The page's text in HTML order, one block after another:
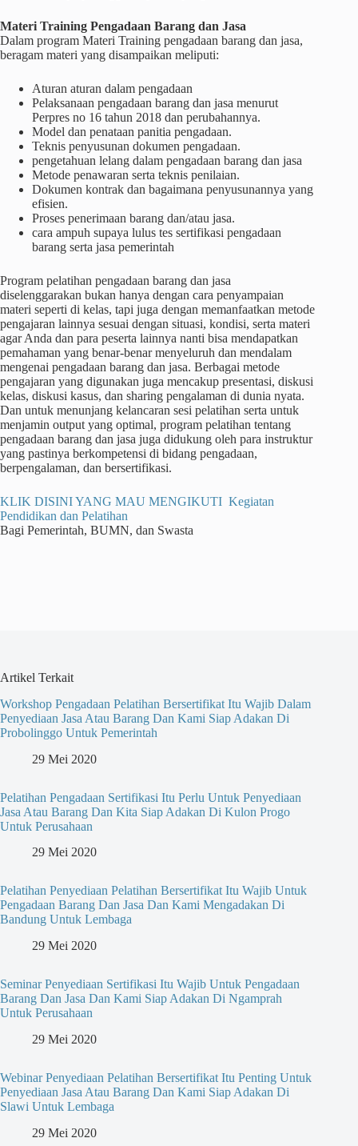
Materi Training Pengadaan Barang dan Jasa
Dalam program Materi Training pengadaan barang dan jasa,
beragam materi yang disampaikan meliputi:
Aturan aturan dalam pengadaan
Pelaksanaan pengadaan barang dan jasa menurut
Perpres no 16 tahun 2018 dan perubahannya.
Model dan penataan panitia pengadaan.
Teknis penyusunan dokumen pengadaan.
pengetahuan lelang dalam pengadaan barang dan jasa
Metode penawaran serta teknis penilaian.
Dokumen kontrak dan bagaimana penyusunannya yang
efisien.
Proses penerimaan barang dan/atau jasa.
cara ampuh supaya lulus tes sertifikasi pengadaan
barang serta jasa pemerintah
Program pelatihan pengadaan barang dan jasa
diselenggarakan bukan hanya dengan cara penyampaian
materi seperti di kelas, tapi juga dengan memanfaatkan metode
pengajaran lainnya sesuai dengan situasi, kondisi, serta materi
agar Anda dan para peserta lainnya nanti bisa mendapatkan
pemahaman yang benar-benar menyeluruh dan mendalam
mengenai pengadaan barang dan jasa. Berbagai metode
pengajaran yang digunakan juga mencakup presentasi, diskusi
kelas, diskusi kasus, dan sharing pengalaman di dunia nyata.
Dan untuk menunjang kelancaran sesi pelatihan serta untuk
menjamin output yang optimal, program pelatihan tentang
pengadaan barang dan jasa juga didukung oleh para instruktur
yang pastinya berkompetensi di bidang pengadaan,
berpengalaman, dan bersertifikasi.
KLIK DISINI YANG MAU MENGIKUTI Kegiatan
Pendidikan dan Pelatihan
Bagi Pemerintah, BUMN, dan Swasta
Artikel Terkait
Workshop Pengadaan Pelatihan Bersertifikat Itu Wajib Dalam
Penyediaan Jasa Atau Barang Dan Kami Siap Adakan Di
Probolinggo Untuk Pemerintah
29 Mei 2020
Pelatihan Pengadaan Sertifikasi Itu Perlu Untuk Penyediaan
Jasa Atau Barang Dan Kita Siap Adakan Di Kulon Progo
Untuk Perusahaan
29 Mei 2020
Pelatihan Penyediaan Pelatihan Bersertifikat Itu Wajib Untuk
Pengadaan Barang Dan Jasa Dan Kami Mengadakan Di
Bandung Untuk Lembaga
29 Mei 2020
Seminar Penyediaan Sertifikasi Itu Wajib Untuk Pengadaan
Barang Dan Jasa Dan Kami Siap Adakan Di Ngamprah
Untuk Perusahaan
29 Mei 2020
Webinar Penyediaan Pelatihan Bersertifikat Itu Penting Untuk
Penyediaan Jasa Atau Barang Dan Kami Siap Adakan Di
Slawi Untuk Lembaga
29 Mei 2020